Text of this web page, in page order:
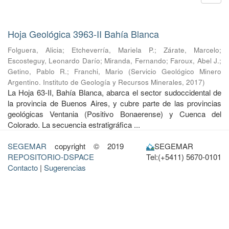
Hoja Geológica 3963-II Bahía Blanca
Folguera, Alicia; Etcheverría, Mariela P.; Zárate, Marcelo;
Escosteguy, Leonardo Darío; Miranda, Fernando; Faroux, Abel J.;
Getino, Pablo R.; Franchi, Mario (Servicio Geológico Minero
Argentino. Instituto de Geología y Recursos Minerales, 2017)
La Hoja 63-II, Bahía Blanca, abarca el sector sudoccidental de
la provincia de Buenos Aires, y cubre parte de las provincias
geológicas Ventania (Positivo Bonaerense) y Cuenca del
Colorado. La secuencia estratigráfica ...
SEGEMAR copyright © 2019
REPOSITORIO-DSPACE
Contacto | Sugerencias
SEGEMAR
Tel:(+5411) 5670-0101